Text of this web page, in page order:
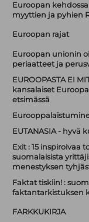
Euroopan kehdossa
myyttien ja pyhien
Euroopan rajat
Euroopan unionin
periaatteet ja
EUROOPASTA EI
kansalaiset
etsimässä
EUTANASIA - hyvä
Exit : 15 inspiroivaa
suomalaisista
menestyksen
Faktat tiskiin! :
faktantarkistuksen
FARKKUKIRJA